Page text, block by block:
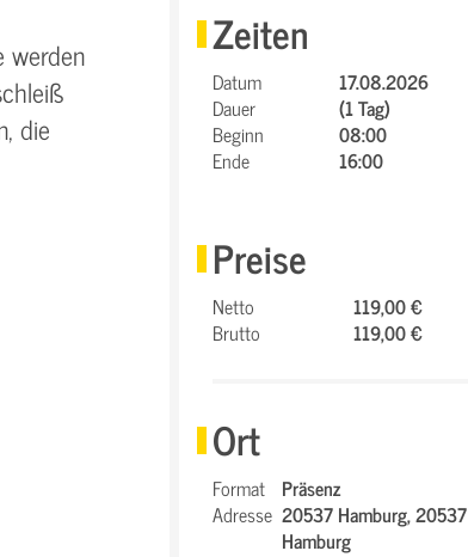
werden
die
Zeiten
Datum
17.08.2026
Dauer
(1 Tag)
Beginn
08:00
Ende
16:00
Preise
Netto
119,00 €
Brutto
119,00 €
Ort
Format Präsenz
Adresse 20537 Hamburg,20537
Hamburg